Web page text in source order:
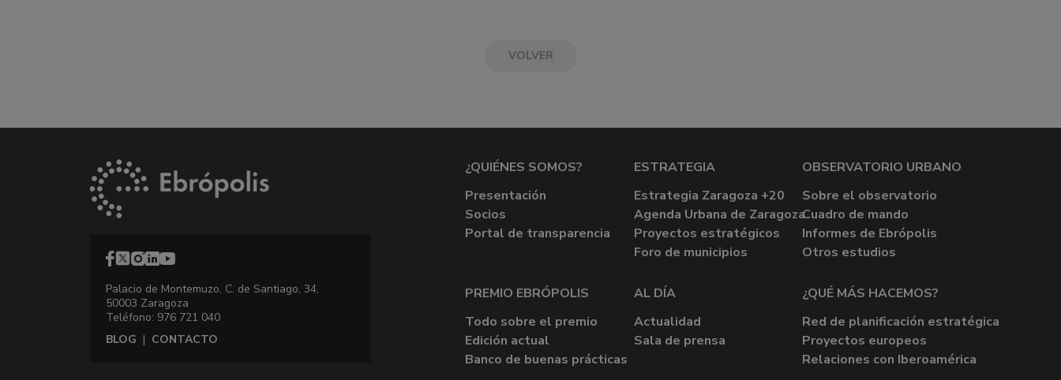
VOLVER
Palacio de Montemuzo, C. de Santiago, 34,
50003 Zaragoza
Teléfono: 976 721 040
BLOG | CONTACTO
¿QUIÉNES SOMOS?
Presentación
Socios
Portal de transparencia
ESTRATEGIA
Estrategia Zaragoza +20
Agenda Urbana de Zaragoza
Proyectos estratégicos
Foro de municipios
OBSERVATORIO URBANO
Sobre el observatorio
Cuadro de mando
Informes de Ebrópolis
Otros estudios
PREMIO EBRÓPOLIS
Todo sobre el premio
Edición actual
Banco de buenas prácticas
AL DÍA
Actualidad
Sala de prensa
¿QUÉ MÁS HACEMOS?
Red de planificación estratégica
Proyectos europeos
Relaciones con Iberoamérica